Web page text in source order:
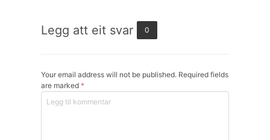
Legg att eit svar 0
Your email address will not be published. Required fields
are marked *